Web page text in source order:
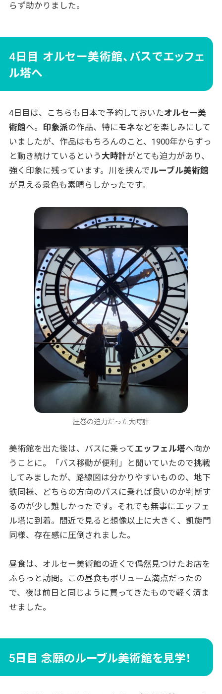
らず助かりました。
4日目 オルセー美術館、バスでエッフェ
ル塔へ
4日目は、こちらも日本で予約しておいたオルセー美
術館へ。 印象派の作品、特にモネなどを楽しみにして
いましたが、作品はもちろんのこと、1900年からずっ
と動き続けているという 大時計がとても迫力があり、
強く印象に残っています。川を挟んでルーブル美術館
が見える景色も素晴らしかったです。
圧巻の迫力だった大時計
美術館を出た後は、バスに乗ってエッフェル塔へ向か
うことに。「バス移動が便利」と聞いていたので挑戦
してみましたが、路線図は分かりやすいものの、地下
鉄同様、どちらの方向のバスに乗れば良いのか判断す
るのが少し難しかったです。それでも無事にエッフェ
ル塔に到着。間近で見ると想像以上に大きく、凱旋門
同様、存在感に圧倒されました。
昼食は、オルセー美術館の近くで偶然見つけたお店を
ふらっと訪問。この昼食もボリューム満点だったの
で、夜は前日と同じように買ってきたもので軽く済ま
せました。
5日目 念願のルーブル美術館を見学！